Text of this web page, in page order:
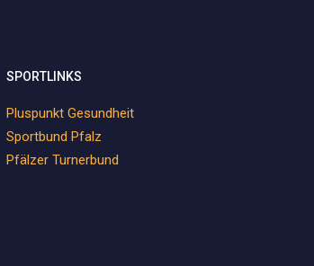
SPORTLINKS
Pluspunkt Gesundheit
Sportbund Pfalz
Pfälzer Turnerbund